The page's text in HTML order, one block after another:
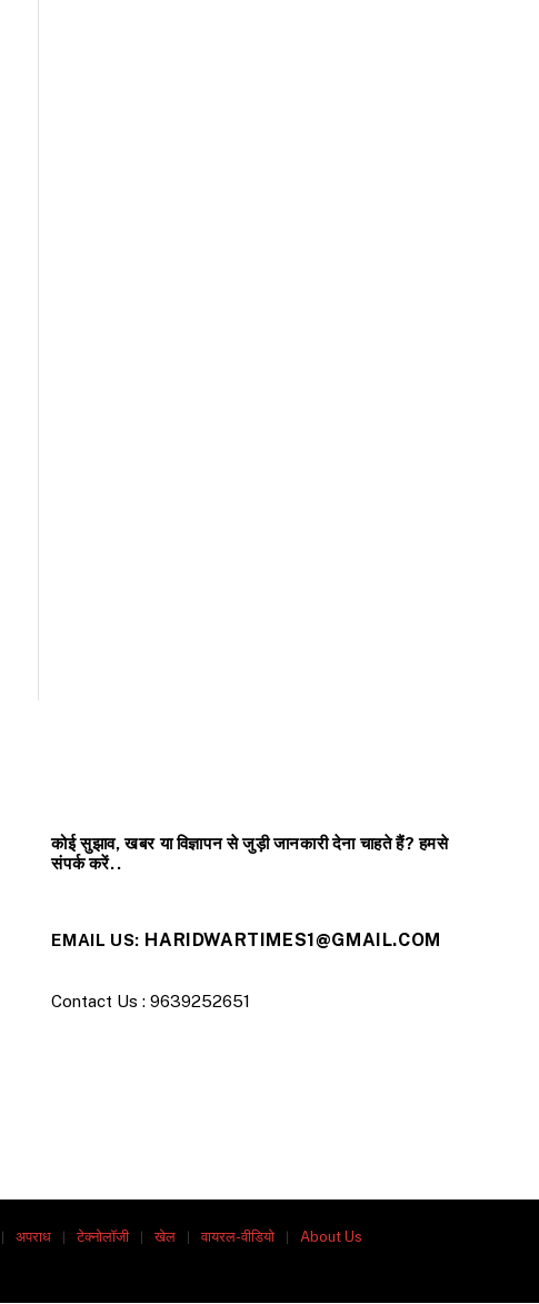
कोई सुझाव, खबर या विज्ञापन से जुड़ी जानकारी देना चाहते हैं? हमसे
संपर्क करें..
EMAIL US: HARIDWARTIMES1@GMAIL.COM
Contact Us : 9639252651
अपराध टेक्नोलॉजी खेल वायरल-वीडियो
About Us